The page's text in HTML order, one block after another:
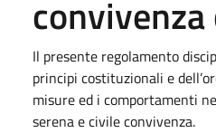
Il presente regolamento
principi costituzionali e
misure ed i comportamenti
serena e civile convivenza.